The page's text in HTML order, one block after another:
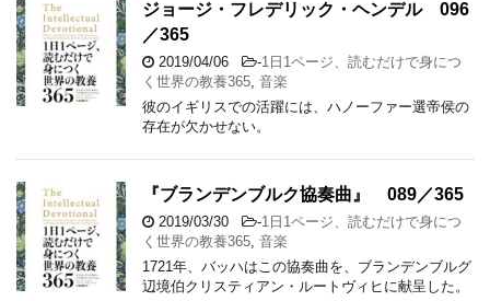
ジョージ・フレデリック・ヘンデル 096
／365
2019/04/06 -1日1ページ、読むだけで身につ
く世界の教養365 音楽
彼のイギリスでの活躍には、ハノーファー選帝侯の
存在が欠かせない。
『ブランデンブルク協奏曲』 089／365
2019/03/30 -1日1ページ、読むだけで身につ
く世界の教養365 音楽
1721年、バッハはこの協奏曲を、ブランデンブルグ
辺境伯クリスティアン・ルートヴィヒに献呈した。